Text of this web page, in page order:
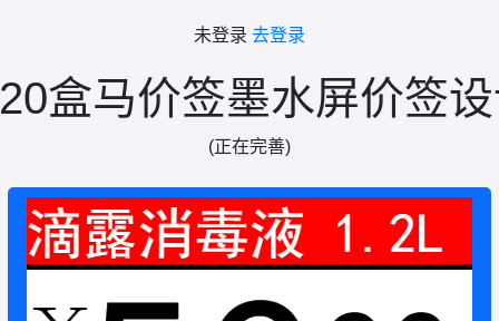
未登录 去登录
盒马价签墨水屏价签
(正在完善)